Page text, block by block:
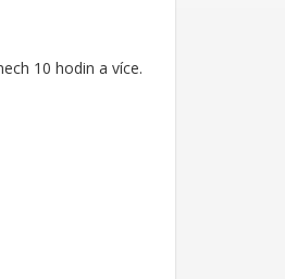
10 hodin a více.